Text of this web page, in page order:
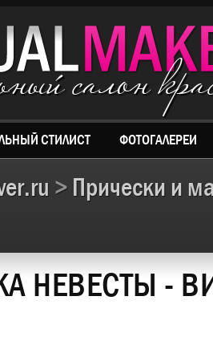
салон
СТИЛИСТ ФОТОГАЛЕРЕИ
> Прически и
НЕВЕСТЫ -